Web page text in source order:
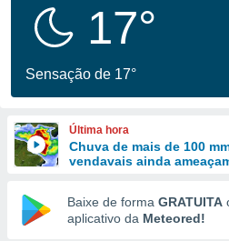
fornecidas
a este
das
e
forma
digital
17°
Sensação de 17°
Última hora
Chuva de mais de 100
vendavais ainda
Baixe de forma GRATUITA
aplicativo da Meteored!